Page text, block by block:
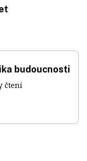
budoucnosti
čtení